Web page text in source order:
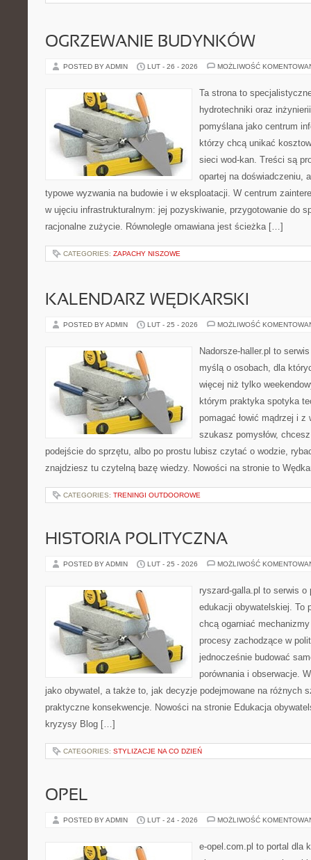
OGRZEWANIE BUDYNKÓW
POSTED BY ADMIN LUT - 26 - 2026 MOŻLIWOŚĆ
Ta strona to
hydrotechniki oraz
pomyślana jako centrum
którzy chcą unikać
sieci wod-kan. Treści są
opartej na doświadczeniu,
typowe wyzwania na budowie i w eksploatacji. W centrum
w ujęciu infrastrukturalnym: jej pozyskiwanie, przygotowanie do
racjonalne zużycie. Równolegle omawiana jest ścieżka […]
CATEGORIES: ZAPACHY NISZOWE
KALENDARZ WĘDKARSKI
POSTED BY ADMIN LUT - 25 - 2026 MOŻLIWOŚĆ
Nadorsze-haller.pl to
myślą o osobach, dla
więcej niż tylko
którym praktyka spotyka
pomagać łowić mądrzej i
szukasz pomysłów,
podejście do sprzętu, albo po prostu lubisz czytać o wodzie,
znajdziesz tu czytelną bazę wiedzy. Nowości na stronie to
CATEGORIES: TRENINGI OUTDOOROWE
HISTORIA POLITYCZNA
POSTED BY ADMIN LUT - 25 - 2026 MOŻLIWOŚĆ
ryszard-galla.pl to serwis
edukacji obywatelskiej. To
chcą ogarniać
procesy zachodzące w
jednocześnie budować
porównania i obserwacje.
jako obywatel, a także to, jak decyzje podejmowane na różnych
praktyczne konsekwencje. Nowości na stronie Edukacja
kryzysy Blog […]
CATEGORIES: STYLIZACJE NA CO DZIEŃ
OPEL
POSTED BY ADMIN LUT - 24 - 2026 MOŻLIWOŚĆ
e-opel.com.pl to portal dla